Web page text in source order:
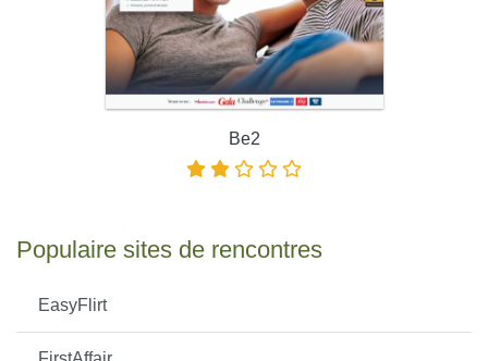
Be2
Populaire sites de rencontres
EasyFlirt